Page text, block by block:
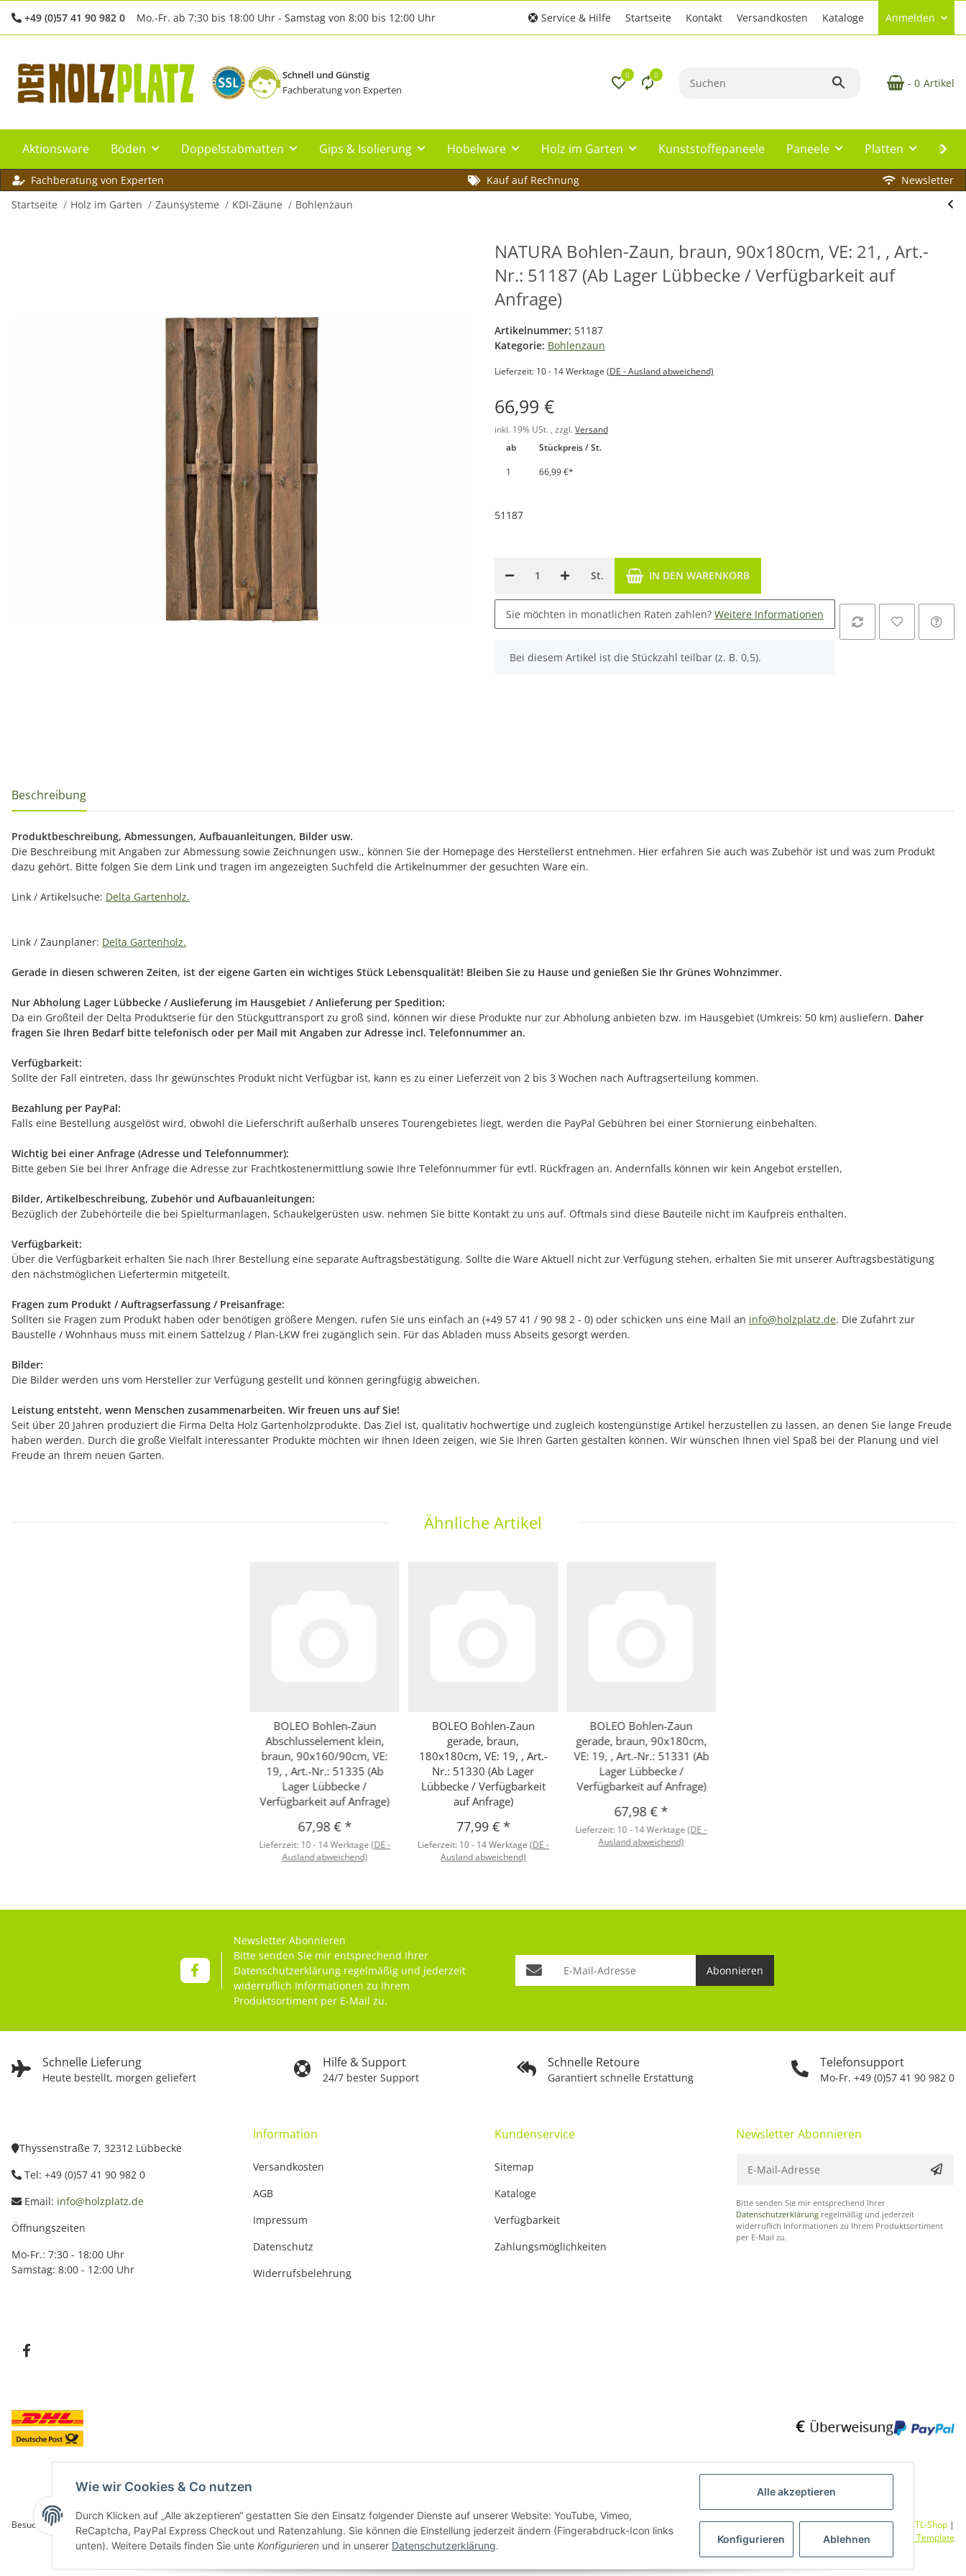
+49 (0)57 41 90 982 0 Mo.-Fr. ab 7:30 bis 18:00 Uhr - Samstag von 8:00 bis 12:00 Uhr Service & Hilfe Startseite Kontakt Versandkosten Kataloge Anmelden
Schnell und Günstig
Fachberatung von Experten
0 0
- 0 Artikel
Aktionsware Böden Doppelstabmatten Gips & Isolierung Hobelware Holz im Garten Kunststoffepaneele Paneele Platten
Fachberatung von Experten Kauf auf Rechnung
Newsletter
Startseite
Holz im Garten Zaunsysteme KDI-Zäune Bohlenzaun
NATURA Bohlen-Zaun, braun, 90x180cm, VE: 21, , Art.-
Nr.: 51187 (Ab Lager Lübbecke / Verfügbarkeit auf
Anfrage)
Artikelnummer: 51187
Kategorie: Bohlenzaun
Lieferzeit: 10 - 14 Werktage (DE - Ausland abweichend)
66,99 €
inkl. 19% USt. , zzgl. Versand
ab
Stückpreis / St.
1
66,99 €*
51187
St. IN DEN WARENKORB
Sie möchten in monatlichen Raten zahlen? Weitere Informationen
x
Bei diesem Artikel ist die Stückzahl teilbar (z. B. 0,5).
Beschreibung
Produktbeschreibung, Abmessungen, Aufbauanleitungen, Bilder usw.
Die Beschreibung mit Angaben zur Abmessung sowie Zeichnungen usw., können Sie der Homepage des Herstellerst entnehmen. Hier erfahren Sie auch was Zubehör ist und was zum Produkt
dazu gehört. Bitte folgen Sie dem Link und tragen im angezeigten Suchfeld die Artikelnummer der gesuchten Ware ein.
Link / Artikelsuche: Delta Gartenholz.
Link / Zaunplaner: Delta Gartenholz.
Gerade in diesen schweren Zeiten, ist der eigene Garten ein wichtiges Stück Lebensqualität! Bleiben Sie zu Hause und genießen Sie Ihr Grünes Wohnzimmer.
Nur Abholung Lager Lübbecke / Auslieferung im Hausgebiet / Anlieferung per Spedition:
Da ein Großteil der Delta Produktserie für den Stückguttransport zu groß sind, können wir diese Produkte nur zur Abholung anbieten bzw. im Hausgebiet (Umkreis: 50 km) ausliefern. Daher
fragen Sie Ihren Bedarf bitte telefonisch oder per Mail mit Angaben zur Adresse incl. Telefonnummer an.
Verfügbarkeit:
Sollte der Fall eintreten, dass Ihr gewünschtes Produkt nicht Verfügbar ist, kann es zu einer Lieferzeit von 2 bis 3 Wochen nach Auftragserteilung kommen.
Bezahlung per PayPal:
Falls eine Bestellung ausgelöst wird, obwohl die Lieferschrift außerhalb unseres Tourengebietes liegt, werden die PayPal Gebühren bei einer Stornierung einbehalten.
Wichtig bei einer Anfrage (Adresse und Telefonnummer):
Bitte geben Sie bei Ihrer Anfrage die Adresse zur Frachtkostenermittlung sowie Ihre Telefonnummer für evtl. Rückfragen an. Andernfalls können wir kein Angebot erstellen,
Bilder, Artikelbeschreibung, Zubehör und Aufbauanleitungen:
Bezüglich der Zubehörteile die bei Spielturmanlagen, Schaukelgerüsten usw. nehmen Sie bitte Kontakt zu uns auf. Oftmals sind diese Bauteile nicht im Kaufpreis enthalten.
Verfügbarkeit:
Über die Verfügbarkeit erhalten Sie nach Ihrer Bestellung eine separate Auftragsbestätigung. Sollte die Ware Aktuell nicht zur Verfügung stehen, erhalten Sie mit unserer Auftragsbestätigung
den nächstmöglichen Liefertermin mitgeteilt.
Fragen zum Produkt / Auftragserfassung / Preisanfrage:
Sollten sie Fragen zum Produkt haben oder benötigen größere Mengen, rufen Sie uns einfach an (+49 57 41 / 90 98 2 - 0) oder schicken uns eine Mail an info@holzplatz.de. Die Zufahrt zur
Baustelle / Wohnhaus muss mit einem Sattelzug / Plan-LKW frei zugänglich sein. Für das Abladen muss Abseits gesorgt werden.
Bilder:
Die Bilder werden uns vom Hersteller zur Verfügung gestellt und können geringfügig abweichen.
Leistung entsteht, wenn Menschen zusammenarbeiten. Wir freuen uns auf Sie!
Seit über 20 Jahren produziert die Firma Delta Holz Gartenholzprodukte. Das Ziel ist, qualitativ hochwertige und zugleich kostengünstige Artikel herzustellen zu lassen, an denen Sie lange Freude
haben werden. Durch die große Vielfalt interessanter Produkte möchten wir Ihnen Ideen zeigen, wie Sie Ihren Garten gestalten können. Wir wünschen Ihnen viel Spaß bei der Planung und viel
Freude an Ihrem neuen Garten.
Ähnliche Artikel
BOLEO Bohlen-Zaun
Abschlusselement klein,
braun, 90x160/90cm, VE:
19, , Art.-Nr.: 51335 (Ab
Lager Lübbecke /
Verfügbarkeit auf Anfrage)
67,98 € *
Lieferzeit: 10 - 14 Werktage(DE -
Ausland abweichend)
BOLEO Bohlen-Zaun
gerade, braun,
180x180cm, VE: 19, , Art.-
Nr.: 51330 (Ab Lager
Lübbecke / Verfügbarkeit
auf Anfrage)
77,99 € *
Lieferzeit: 10 - 14 Werktage (DE -
Ausland abweichend)
BOLEO Bohlen-Zaun
gerade, braun, 90x180cm,
VE: 19, , Art.-Nr.: 51331 (Ab
Lager Lübbecke /
Verfügbarkeit auf Anfrage)
67,98 € *
Lieferzeit: 10 - 14 Werktage(DE -
Ausland abweichend)
Schnelle Lieferung
Heute bestellt, morgen geliefert
Hilfe & Support
24/7 bester Support
Schnelle Retoure
Garantiert schnelle Erstattung
Telefonsupport
Mo-Fr. +49 (0)57 41 90 982 0
Newsletter Abonnieren
Bitte senden Sie mir entsprechend Ihrer
Datenschutzerklärung regelmäßig und jederzeit
widerruflich Informationen zu Ihrem
Produktsortiment per E-Mail zu.
Abonnieren
Thyssenstraße 7, 32312 Lübbecke
Tel: +49 (0)57 41 90 982 0
Email: info@holzplatz.de
Öffnungszeiten
Mo-Fr.: 7:30 - 18:00 Uhr
Samstag: 8:00 - 12:00 Uhr
Information
Versandkosten
AGB
Impressum
Datenschutz
Widerrufsbelehrung
Kundenservice
Sitemap
Kataloge
Verfügbarkeit
Zahlungsmöglichkeiten
Newsletter Abonnieren
Bitte senden Sie mir entsprechend Ihrer
Datenschutzerklärung regelmäßig und jederzeit
widerruflich Informationen zu Ihrem Produktsortiment
per E-Mail zu.
Besucherzähler: 5848916 Alle Preise inkl. MwSt. UmsetzungVlarom E-Commerce Agentur| Powered by JTL-Shop |
CLEARIX JTL-Shop Template
Wie wir Cookies & Co nutzen
Durch Klicken auf „Alle akzeptieren“ gestatten Sie den Einsatz folgender Dienste auf unserer Website: YouTube, Vimeo,
ReCaptcha, PayPal Express Checkout und Ratenzahlung. Sie können die Einstellung jederzeit ändern (Fingerabdruck-Icon links
unten). Weitere Details finden Sie unte Konfigurieren und in unserer Datenschutzerklärung.
Alle akzeptieren
Konfigurieren Ablehnen